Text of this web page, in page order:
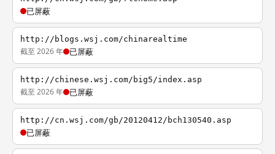
已屏蔽
http://blogs.wsj.com/chinarealtime
截至 2026 年 已屏蔽
http://chinese.wsj.com/big5/index.asp
截至 2026 年 已屏蔽
http://cn.wsj.com/gb/20120412/bch130540.asp
已屏蔽